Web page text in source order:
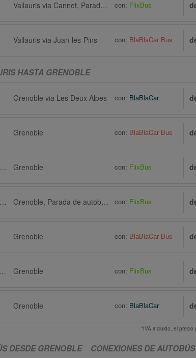
Vallauris via Cannet, Parada de autobús 73, Avenue Campon, Place Benidorm con: FlixBus
Vallauris via Juan-les-Pins con: BlaBlaCar Bus
HASTA GRENOBLE
Grenoble via Les Deux Alpes con: BlaBlaCar
Grenoble con: BlaBlaCar Bus
Vallauris via Antibes, Estación central Grenoble con: FlixBus
Vallauris via Antibes, Estación central Grenoble, Parada de autobús, Condillac-Universités con: FlixBus
Grenoble con: BlaBlaCar Bus
Vallauris via Cannet, Parada de autobús 73, Avenue Campon, Place Benidorm Grenoble con: FlixBus
Grenoble con: BlaBlaCar
*IVA incluido, el
DESDE GRENOBLE CONEXIONES DE